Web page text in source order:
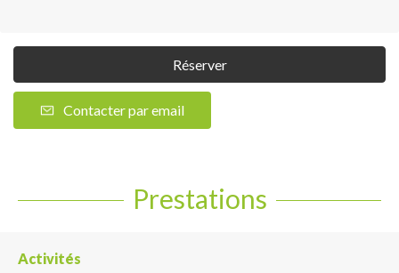
Réserver
Contacter par email
Prestations
Activités